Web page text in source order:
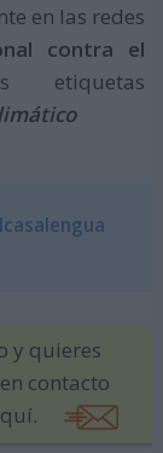
en las redes
contra el
y quieres
contacto